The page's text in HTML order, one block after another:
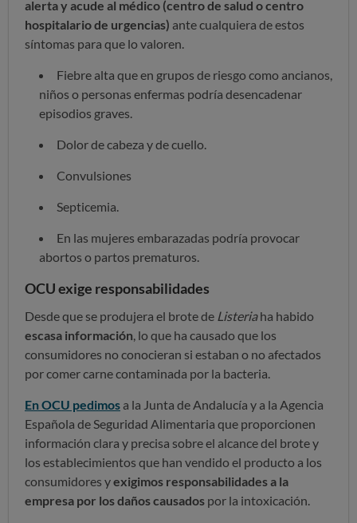
alerta y acude al médico (centro de salud o centro
hospitalario de urgencias) ante cualquiera de estos
síntomas para que lo valoren.
Fiebre alta que en grupos de riesgo como ancianos,
niños o personas enfermas podría desencadenar
episodios graves.
Dolor de cabeza y de cuello.
Convulsiones
Septicemia.
En las mujeres embarazadas podría provocar
abortos o partos prematuros.
OCU exige responsabilidades
Desde que se produjera el brote de Listeriaha habido
escasa información , lo que ha causado que los
consumidores no conocieran si estaban o no afectados
por comer carne contaminada por la bacteria.
En OCU pedimos a la Junta de Andalucía y a la Agencia
Española de Seguridad Alimentaria que proporcionen
información clara y precisa sobre el alcance del brote y
los establecimientos que han vendido el producto a los
consumidores yexigimos responsabilidades a la
empresa por los daños causados por la intoxicación.